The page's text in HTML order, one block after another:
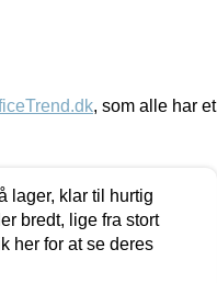
, som alle har et
lager, klar til hurtig
bredt, lige fra stort
her for at se deres